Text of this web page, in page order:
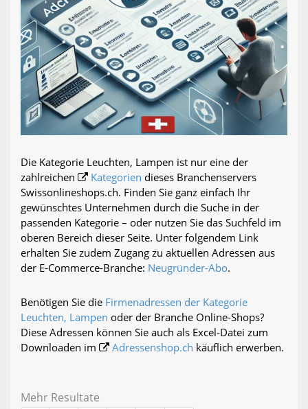
Die Kategorie Leuchten, Lampen ist nur eine der
zahlreichen
Kategorien dieses Branchenservers
Swissonlineshops.ch. Finden Sie ganz einfach Ihr
gewünschtes Unternehmen durch die Suche in der
passenden Kategorie – oder nutzen Sie das Suchfeld im
oberen Bereich dieser Seite. Unter folgendem Link
erhalten Sie zudem Zugang zu aktuellen Adressen aus
der E-Commerce-Branche: Neugründer-Abo.
Benötigen Sie die Firmenadressen der Kategorie
Leuchten, Lampen oder der Branche Online-Shops?
Diese Adressen können Sie auch als Excel-Datei zum
Downloaden im
Adressenshop.ch käuflich erwerben.
Mehr Resultate